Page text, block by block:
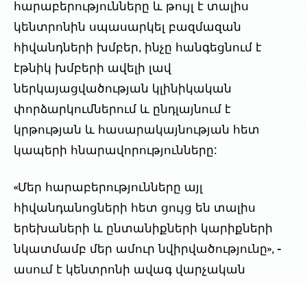
հարաբերությունները և թույլ է տալիս
կենտրոնին սպասարկել բազմազան
հիվանդների խմբեր, ինչը հանգեցնում է
էթնիկ խմբերի ավելի լավ
ներկայացվածության կլինիկական
փորձարկումներում և ընդլայնում է
կրթության և հասարակայնության հետ
կապերի հնարավորությունները:
«Մեր հարաբերությունները այլ
հիվանդանոցների հետ ցույց են տալիս
երեխաների և ընտանիքների կարիքների
նկատմամբ մեր ամուր նվիրվածությունը», -
ասում է կենտրոնի ավագ վարչական